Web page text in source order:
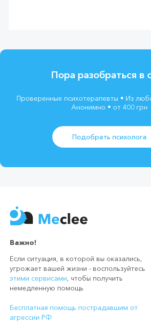
Пора разобраться в
Проверенные психотерапевты • Из
Анонимно • от 400 грн
Подобрать психолога
Важно!
Если ситуация, в которой вы оказались,
угрожает вашей жизни - воспользуйтесь
этими сервисами, чтобы получить
немедленную помощь
Бесплатная помощь пострадавшим от
агрессии РФ